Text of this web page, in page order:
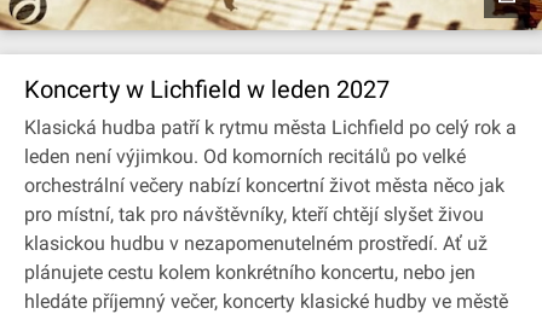
Koncerty w Lichfield w leden 2027
Klasická hudba patří k rytmu města Lichfield po celý rok a
leden není výjimkou. Od komorních recitálů po velké
orchestrální večery nabízí koncertní život města něco jak
pro místní, tak pro návštěvníky, kteří chtějí slyšet živou
klasickou hudbu v nezapomenutelném prostředí. Ať už
plánujete cestu kolem konkrétního koncertu, nebo jen
hledáte příjemný večer, koncerty klasické hudby ve městě